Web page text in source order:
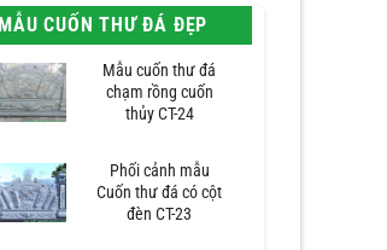
MẪU CUỐN THƯ ĐÁ ĐẸP
Mẫu cuốn thư đá
chạm rồng cuốn
thủy CT-24
Phối cảnh mẫu
Cuốn thư đá có cột
đèn CT-23